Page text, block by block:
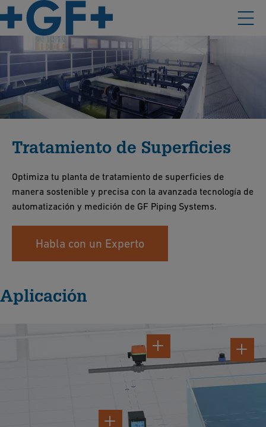
Tratamiento de Superficies
Optimiza tu planta de tratamiento de superficies de
manera sostenible y precisa con la avanzada tecnología de
automatización y medición de GF Piping Systems.
Habla con un Experto
Aplicación